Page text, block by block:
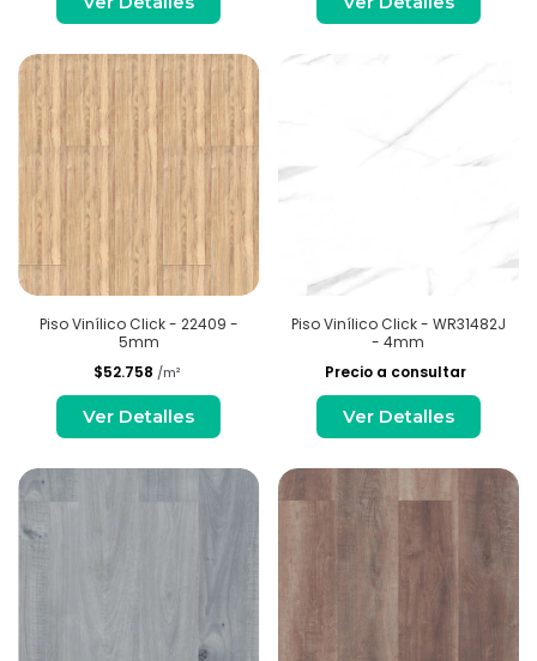
Piso Vinílico Click - 22409 -
5mm
$52.758 /m²
Ver Detalles
Piso Vinílico Click - WR31482J
- 4mm
Precio a consultar
Ver Detalles